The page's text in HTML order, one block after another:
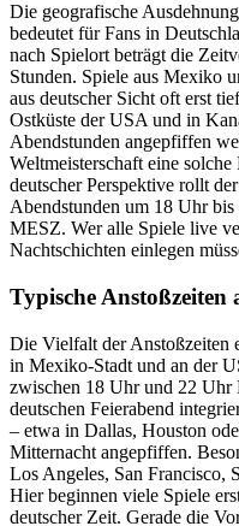
Die geografische
bedeutet für Fans in
nach Spielort beträgt die
Stunden. Spiele aus Mexiko
aus deutscher Sicht oft erst
Ostküste der USA und in
Abendstunden angepfiffen
Weltmeisterschaft eine
deutscher Perspektive rollt
Abendstunden um 18 Uhr
MESZ. Wer alle Spiele live
Nachtschichten einlegen
Typische Anstoßzeiten
Die Vielfalt der Anstoßzeiten
in Mexiko-Stadt und an der
zwischen 18 Uhr und 22 Uhr
deutschen Feierabend
– etwa in Dallas, Houston
Mitternacht angepfiffen.
Los Angeles, San Francisco,
Hier beginnen viele Spiele
deutscher Zeit. Gerade die